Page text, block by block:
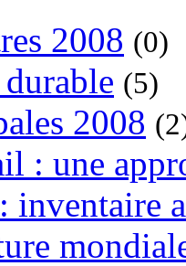
2008 (0)
(5)
2008
: une
inventaire